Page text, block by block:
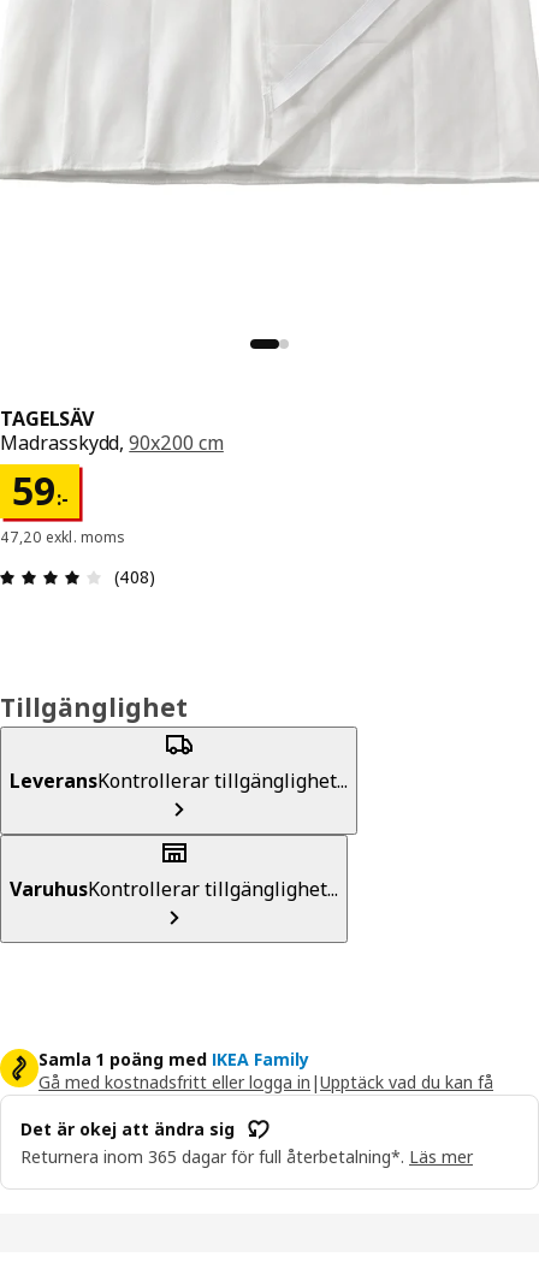
TAGELSÄV
Madrasskydd,90x200 cm
59:-
Pris 59:-
47,20 exkl. moms
Recension: 3.9 utav 5 stjärnor. Totalt antal
(408)
Tillgänglighet
LeveransKontrollerar tillgänglighet...
VaruhusKontrollerar tillgänglighet...
Samla 1 poäng med IKEA Family
Gå med kostnadsfritt eller logga in |Upptäck vad du kan få
Det är okej att ändra sig
Returnera inom 365 dagar för full återbetalning*. Läs mer